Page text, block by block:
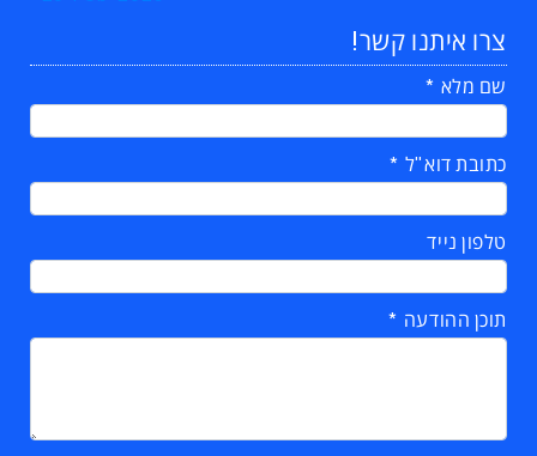
צרו איתנו קשר!
שם מלא
כתובת דוא"ל
טלפון נייד
תוכן ההודעה